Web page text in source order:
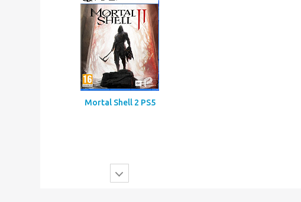
Mortal Shell 2 PS5